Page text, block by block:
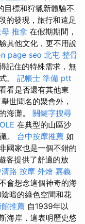
目標和狩獵新體驗不
的發現，旅行和遠足
母 推拿 在假期期間，
其他文化，更不用說
page seo 北屯 整骨
記住的特殊需求，無
。 記帳士 準備 ptt
看是否還有其他東
世聞名的聚會外，
海灘。 關鍵字搜尋
在典型的山區沙
。 台中按摩推薦 如
國家也是一個不錯的
客提供了舒適的放
路 按摩 外燴 嘉義
會想念這個神奇的海
暗的綠色空間和花
推薦 自1939年以
海岸，這表明歷史悠